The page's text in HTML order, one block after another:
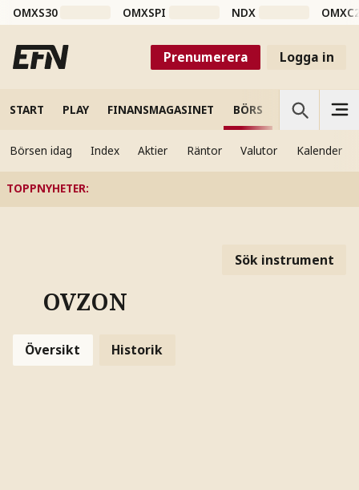
OMXS30 OMXSPI NDX
Prenumerera Logga in
START PLAY FINANSMAGASINET BÖRS VETENSKAP
Börsen idag Index Aktier Räntor Valutor Kalender
TOPPNYHETER:
Sök instrument
OVZON
Översikt Historik